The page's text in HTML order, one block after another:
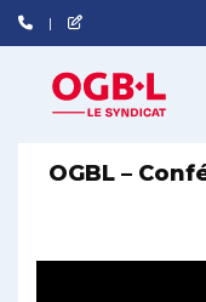
OGBL –